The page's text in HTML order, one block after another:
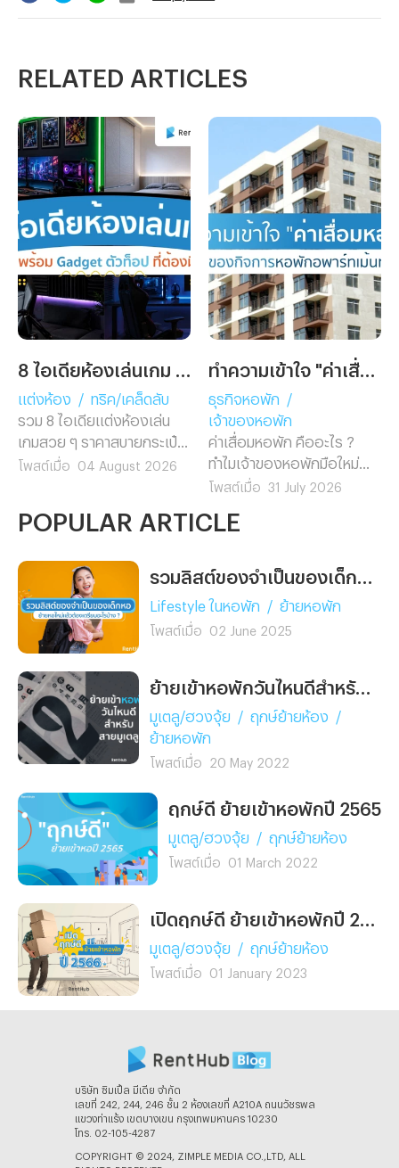
RELATED ARTICLES
แต่งห้อง /
ทริค/เคล็ดลับ
รวม 8 ไอเดียแต่งห้องเล่น
เกมสวย ๆ ราคาสบายกระเป๋า
แต่งตามง่ายไม่ต้องรีโนเวท
คอมให้ดูโปรในงบสุดคุ้ม
โพสต์เมื่อ 04 August 2026
ธุรกิจหอพัก
/
เจ้าของหอพัก
ค่าเสื่อมหอพัก คืออะไร ?
ทำไมเจ้าของหอพักมือใหม่
ต้องรู้ก่อนยื่นภาษี พร้อมวิธี
กฎหมาย และตัวอย่างจริงที่
เลย
โพสต์เมื่อ 31 July 2026
POPULAR ARTICLE
Lifestyle ในหอพัก / ย้ายหอพัก
โพสต์เมื่อ 02 June 2025
ย้ายเข้าหอพักวันไหนดีสำหรับสายมูเตลู
มูเตลู/ฮวงจุ้ย / ฤกษ์ย้ายห้อง
/
ย้ายหอพัก
โพสต์เมื่อ 20 May 2022
ฤกษ์ดี ย้ายเข้าหอพักปี 2565
มูเตลู/ฮวงจุ้ย / ฤกษ์ย้ายห้อง
โพสต์เมื่อ 01 March 2022
มูเตลู/ฮวงจุ้ย / ฤกษ์ย้ายห้อง
โพสต์เมื่อ 01 January 2023
บริษัท ซิมเปิ้ล มีเดีย จํากัด
เลขที่ 242, 244, 246 ชั้น 2 ห้องเลขที่ A210A ถนนวัชรพล
แขวงท่าแร้ง เขตบางเขน กรุงเทพมหานคร 10230
โทร. 02-105-4287
COPYRIGHT © 2024, ZIMPLE MEDIA CO.,LTD, ALL